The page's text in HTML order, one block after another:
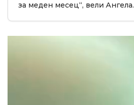
за меден месец“, вели Ангела.